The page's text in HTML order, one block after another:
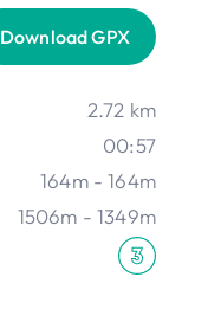
Download GPX
2.72 km
00:57
164m - 164m
1506m - 1349m